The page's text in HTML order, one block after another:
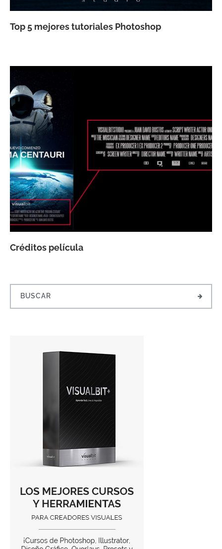
Top 5 mejores tutoriales Photoshop
Créditos película